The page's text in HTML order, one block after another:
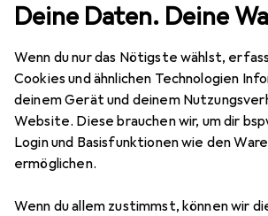
Deine Daten. Deine
Wenn du nur das Nötigste wählst,
Cookies und ähnlichen Technologien
deinem Gerät und deinem
Website. Diese brauchen wir, um dir
Login und Basisfunktionen wie den
ermöglichen.
Wenn du allem zustimmst, können wir
Schneidutensilien Messerschärfer
4 Bilder
Victorinox 7.8721
EUR
26,17